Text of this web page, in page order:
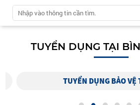
TUYỂN DỤNG TẠI
TUYỂN DỤNG BẢO VỆ